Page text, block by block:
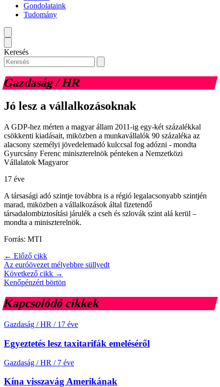
Gondolataink
Tudomány
Keresés
Gazdaság / HR
Jó lesz a vállalkozásoknak
A GDP-hez mérten a magyar állam 2011-ig egy-két százalékkal
csökkenti kiadásait, miközben a munkavállalók 90 százaléka az
alacsony személyi jövedelemadó kulccsal fog adózni - mondta
Gyurcsány Ferenc miniszterelnök pénteken a Nemzetközi
Vállalatok Magyaror
17 éve
A társasági adó szintje továbbra is a régió legalacsonyabb szintjén
marad, miközben a vállalkozások által fizetendő
társadalombiztosítási járulék a cseh és szlovák szint alá kerül –
mondta a miniszterelnök.
Forrás: MTI
← Előző cikk
Az euróövezet mélyebbre süllyedt
Következő cikk →
Kenőpénzért börtön
Kapcsolódó cikkek
Gazdaság / HR / 17 éve
Egyeztetés lesz taxitarifák emeléséről
Gazdaság / HR / 7 éve
Kína visszavág Amerikának